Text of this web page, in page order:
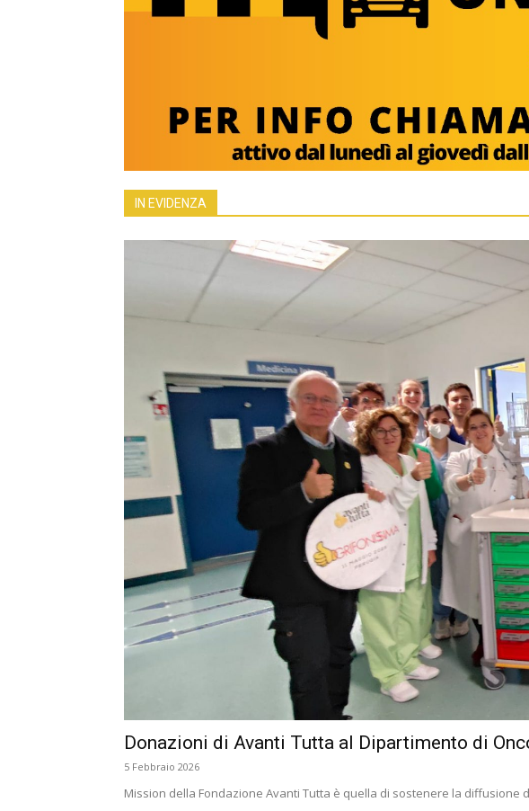
IN EVIDENZA
Donazioni di Avanti Tutta al Dipartimento di
5 Febbraio 2026
Mission della Fondazione Avanti Tutta è quella di sostenere la diffusione